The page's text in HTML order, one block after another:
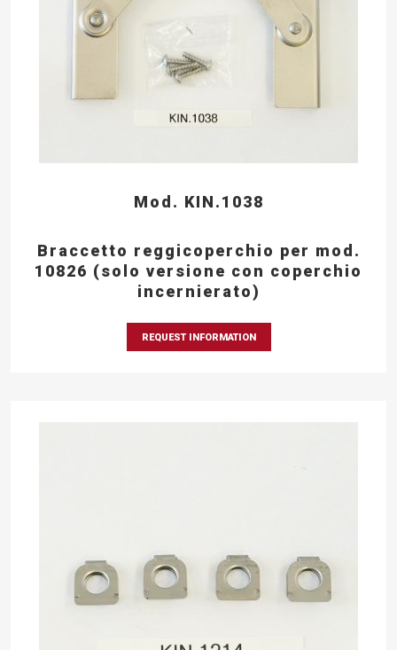
Mod. KIN.1038
Braccetto reggicoperchio per mod.
10826 (solo versione con coperchio
incernierato)
REQUEST INFORMATION